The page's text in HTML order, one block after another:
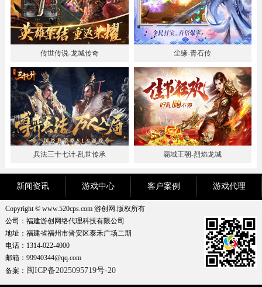
传世传说-龙城传奇 尘缘-青石传
兵法三十七计-乱世传承 霸域王朝-烈焰龙城
新闻资讯 游戏中心 客户案例 游戏代理
Copyright © www.520cps.com 游创网.版权所有
公司：福建游创网络代理科技有限公司
地址：福建省福州市晋安区泰禾广场二期
电话：1314-022-4000
邮箱：99940344@qq.com
备案： 闽ICP备2025095719号-20